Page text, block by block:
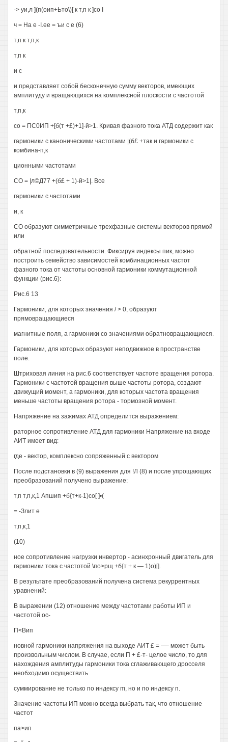
-> уи,л ](п(оип+Ьто\)[ к т,п к ]со I
ч = На е -I.ee = ъи с е (6)
т,п к т,п,к
т,п к
и с
и представляет собой бесконечную сумму векторов, имеющих
амплитуду и вращающихся на комплексной плоскости с частотой
т,п,к
со = ПС0ИП +[б(т +£)+1]-й>1. Кривая фазного тока АТД содержит как
гармоники с каноническими частотами |(б£ +так и гармоники с
комбина-п,к
ционными частотами
СО = |л©Д77 +(б£ + 1)-й>1|. Все
гармоники с частотами
и, к
СО образуют симметричные трехфазные системы векторов прямой
или
обратной последовательности. Фиксируя индексы пик, можно
построить семейство зависимостей комбинационных частот
фазного тока от частоты основной гармоники коммутационной
функции (рис.6):
Рис.6 13
Гармоники, для которых значения / > 0, образуют
прямовращающиеся
магнитные поля, а гармоники со значениями обратновращающиеся.
Гармоники, для которых образуют неподвижное в пространстве
поле.
Штриховая линия на рис.6 соответствует частоте вращения ротора.
Гармоники с частотой вращения выше частоты ротора, создают
движущий момент, а гармоники, для которых частота вращения
меньше частоты вращения ротора - тормозной момент.
Напряжение на зажимах АТД определится выражением:
раторное сопротивление АТД для гармоники Напряжение на входе
АИТ имеет вид:
где - вектор, комплексно сопряженный с вектором
После подстановки в (9) выражения для !Л (8) и после упрощающих
преобразований получено выражение:
т,п т,п,к,1 Апшип +б{т+к-1)со[ ]•(
= -Злит е
т,п,к,1
(10)
ное сопротивление нагрузки инвертор - асинхронный двигатель для
гармоники тока с частотой \по>рщ +б{т + к — 1)о)[].
В результате преобразований получена система рекуррентных
уравнений:
В выражении (12) отношение между частотами работы ИП и
частотой ос-
П<Вип
новной гармоники напряжения на выходе АИТ £ = —- может быть
произвольным числом. В случае, если П + £-т- целое число, то для
нахождения амплитуды гармоники тока сглаживающего дросселя
необходимо осуществить
суммирование не только по индексу m, но и по индексу п.
Значение частоты ИП можно всегда выбрать так, что отношение
частот
па>ип